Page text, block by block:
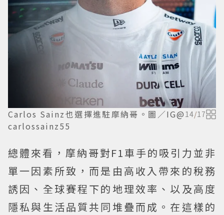
Carlos Sainz也選擇進駐摩納哥。圖／IG@
carlossainz55
14/17
總體來看，摩納哥對F1車手的吸引力並非
單一因素所致，而是由高收入帶來的稅務
誘因、全球賽程下的地理效率、以及高度
隱私與生活品質共同堆疊而成。在這樣的